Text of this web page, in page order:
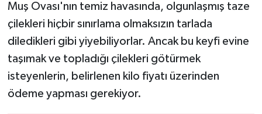
Muş Ovası'nın temiz havasında, olgunlaşmış taze
çilekleri hiçbir sınırlama olmaksızın tarlada
diledikleri gibi yiyebiliyorlar. Ancak bu keyfi evine
taşımak ve topladığı çilekleri götürmek
isteyenlerin, belirlenen kilo fiyatı üzerinden
ödeme yapması gerekiyor.